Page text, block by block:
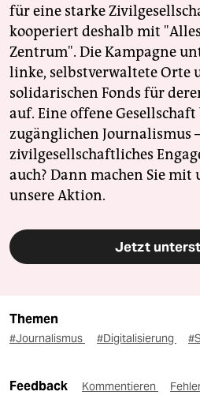
für eine starke
kooperiert deshalb mit
Zentrum". Die Kampagne
linke, selbstverwaltete Orte
solidarischen Fonds für
auf. Eine offene
zugänglichen Journalismus
zivilgesellschaftliches
auch? Dann machen Sie
unsere Aktion.
Jetzt
Themen
#Journalismus #Digitalisierung
Feedback Kommentieren